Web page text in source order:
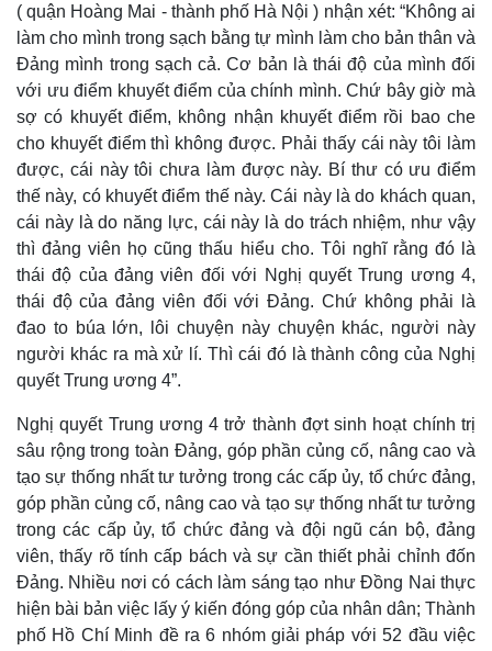
( quận Hoàng Mai - thành phố Hà Nội ) nhận xét: “Không ai
làm cho mình trong sạch bằng tự mình làm cho bản thân và
Đảng mình trong sạch cả. Cơ bản là thái độ của mình đối
với ưu điểm khuyết điểm của chính mình. Chứ bây giờ mà
sợ có khuyết điểm, không nhận khuyết điểm rồi bao che
cho khuyết điểm thì không được. Phải thấy cái này tôi làm
được, cái này tôi chưa làm được này. Bí thư có ưu điểm
thế này, có khuyết điểm thế này. Cái này là do khách quan,
cái này là do năng lực, cái này là do trách nhiệm, như vậy
thì đảng viên họ cũng thấu hiểu cho. Tôi nghĩ rằng đó là
thái độ của đảng viên đối với Nghị quyết Trung ương 4,
thái độ của đảng viên đối với Đảng. Chứ không phải là
đao to búa lớn, lôi chuyện này chuyện khác, người này
người khác ra mà xử lí. Thì cái đó là thành công của Nghị
quyết Trung ương 4”.
Nghị quyết Trung ương 4 trở thành đợt sinh hoạt chính trị
sâu rộng trong toàn Đảng, góp phần củng cố, nâng cao và
tạo sự thống nhất tư tưởng trong các cấp ủy, tổ chức đảng,
góp phần củng cố, nâng cao và tạo sự thống nhất tư tưởng
trong các cấp ủy, tổ chức đảng và đội ngũ cán bộ, đảng
viên, thấy rõ tính cấp bách và sự cần thiết phải chỉnh đốn
Đảng. Nhiều nơi có cách làm sáng tạo như Đồng Nai thực
hiện bài bản việc lấy ý kiến đóng góp của nhân dân; Thành
phố Hồ Chí Minh đề ra 6 nhóm giải pháp với 52 đầu việc